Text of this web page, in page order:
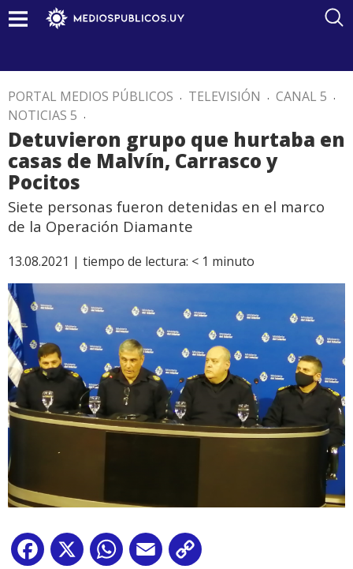
PORTAL MEDIOS PÚBLICOS . TELEVISIÓN . CANAL 5 .
NOTICIAS 5 .
Detuvieron grupo que hurtaba en
casas de Malvín, Carrasco y
Pocitos
Siete personas fueron detenidas en el marco
de la Operación Diamante
13.08.2021 | tiempo de lectura: < 1 minuto
Facebook
X WhatsApp
Email